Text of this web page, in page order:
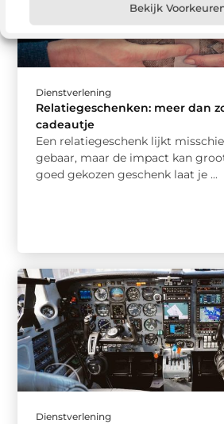
Bekijk
Dienstverlening
Relatiegeschenken: meer dan
cadeautje
Een relatiegeschenk lijkt
gebaar, maar de impact kan
goed gekozen geschenk laat je ...
Dienstverlening